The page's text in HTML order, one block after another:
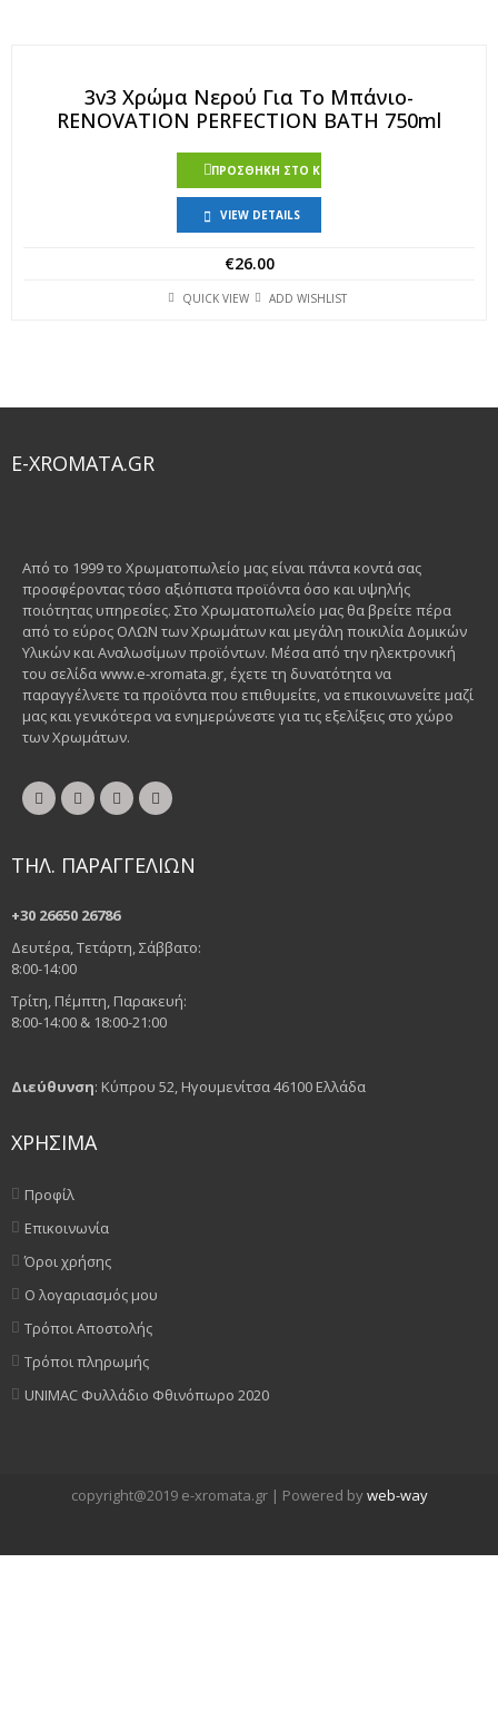
3v3 Χρώμα Νερού Για Το Μπάνιο-
RENOVATION PERFECTION BATH 750ml
ΠΡΟΣΘΉΚΗ ΣΤΟ ΚΑΛΆΘΙ
VIEW DETAILS
€26.00
QUICK VIEW ADD WISHLIST
E-XROMATA.GR
Από το 1999 το Χρωματοπωλείο μας είναι πάντα κοντά σας
προσφέροντας τόσο αξιόπιστα προϊόντα όσο και υψηλής
ποιότητας υπηρεσίες. Στο Χρωματοπωλείο μας θα βρείτε πέρα
από το εύρος ΟΛΩΝ των Χρωμάτων και μεγάλη ποικιλία Δομικών
Υλικών και Αναλωσίμων προϊόντων. Μέσα από την ηλεκτρονική
του σελίδα www.e-xromata.gr, έχετε τη δυνατότητα να
παραγγέλνετε τα προϊόντα που επιθυμείτε, να επικοινωνείτε μαζί
μας και γενικότερα να ενημερώνεστε για τις εξελίξεις στο χώρο
των Χρωμάτων.
ΤΗΛ. ΠΑΡΑΓΓΕΛΙΩΝ
+30 26650 26786
Δευτέρα, Τετάρτη, Σάββατο:
8:00-14:00
Τρίτη, Πέμπτη, Παρακευή:
8:00-14:00 & 18:00-21:00
Διεύθυνση: Κύπρου 52, Ηγουμενίτσα 46100 Ελλάδα
ΧΡΗΣΙΜΑ
Προφίλ
Επικοινωνία
Όροι χρήσης
Ο λογαριασμός μου
Τρόποι Αποστολής
Τρόποι πληρωμής
UNIMAC Φυλλάδιο Φθινόπωρο 2020
copyright@2019 e-xromata.gr | Powered byweb-way